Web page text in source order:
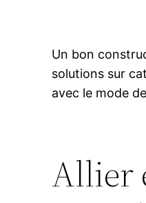
Un bon
solutions sur
avec le mode
Allier